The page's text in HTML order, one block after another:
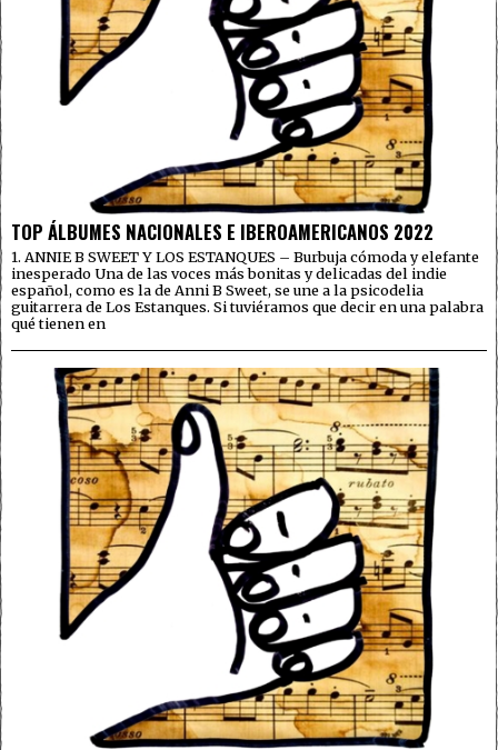
TOP ÁLBUMES NACIONALES E IBEROAMERICANOS 2022
1. ANNIE B SWEET Y LOS ESTANQUES – Burbuja cómoda y elefante
inesperado Una de las voces más bonitas y delicadas del indie
español, como es la de Anni B Sweet, se une a la psicodelia
guitarrera de Los Estanques. Si tuviéramos que decir en una palabra
qué tienen en